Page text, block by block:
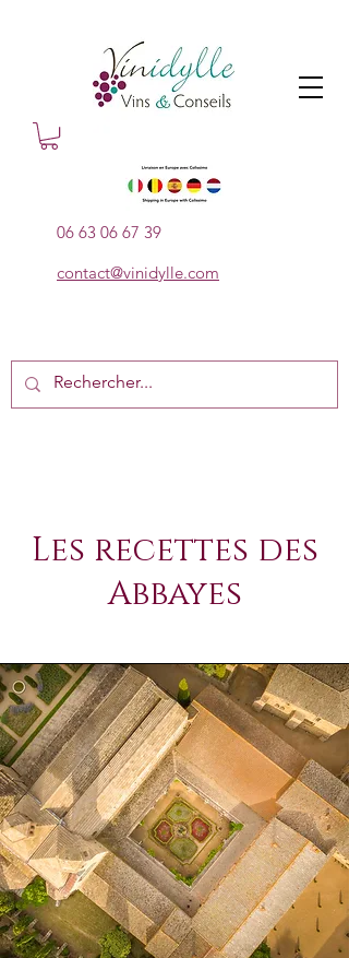
06 63 06 67 39
contact@vinidylle.com
Les recettes des
Abbayes